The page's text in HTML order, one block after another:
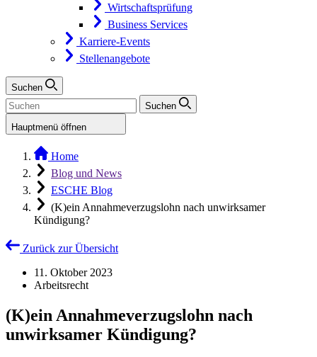
Wirtschaftsprüfung
Business Services
Karriere-Events
Stellenangebote
Suchen
Suchen
Hauptmenü öffnen
Home
Blog und News
ESCHE Blog
(K)ein Annahmeverzugslohn nach unwirksamer
Kündigung?
Zurück zur Übersicht
11. Oktober 2023
Arbeitsrecht
(K)ein Annahmeverzugslohn nach
unwirksamer Kündigung?